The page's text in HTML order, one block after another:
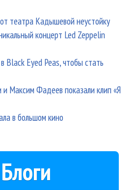
театра Кадышевой неустойку
концерт Led Zeppelin
Black Eyed Peas, чтобы стать
и Максим Фадеев показали клип «Я
в большом кино
Блоги